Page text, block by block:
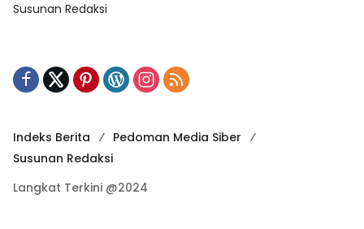
Susunan Redaksi
Indeks Berita
Pedoman Media Siber
Susunan Redaksi
Langkat Terkini @2024